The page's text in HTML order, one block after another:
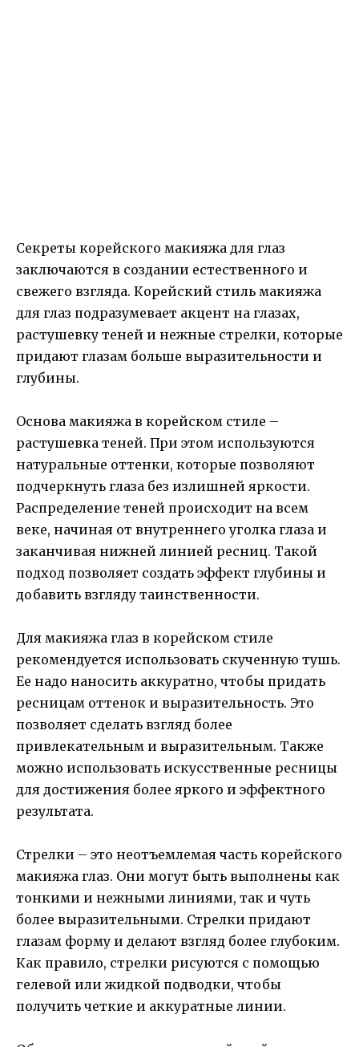
Секреты корейского макияжа для глаз
заключаются в создании естественного и
свежего взгляда. Корейский стиль макияжа
для глаз подразумевает акцент на глазах,
растушевку теней и нежные стрелки, которые
придают глазам больше выразительности и
глубины.
Основа макияжа в корейском стиле –
растушевка теней. При этом используются
натуральные оттенки, которые позволяют
подчеркнуть глаза без излишней яркости.
Распределение теней происходит на всем
веке, начиная от внутреннего уголка глаза и
заканчивая нижней линией ресниц. Такой
подход позволяет создать эффект глубины и
добавить взгляду таинственности.
Для макияжа глаз в корейском стиле
рекомендуется использовать скученную тушь.
Ее надо наносить аккуратно, чтобы придать
ресницам оттенок и выразительность. Это
позволяет сделать взгляд более
привлекательным и выразительным. Также
можно использовать искусственные ресницы
для достижения более яркого и эффектного
результата.
Стрелки – это неотъемлемая часть корейского
макияжа глаз. Они могут быть выполнены как
тонкими и нежными линиями, так и чуть
более выразительными. Стрелки придают
глазам форму и делают взгляд более глубоким.
Как правило, стрелки рисуются с помощью
гелевой или жидкой подводки, чтобы
получить четкие и аккуратные линии.